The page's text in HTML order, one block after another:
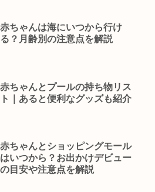
赤ちゃんは海にいつから行け
る？月齢別の注意点を解説
赤ちゃんとプールの持ち物リス
ト｜あると便利なグッズも紹介
赤ちゃんとショッピングモール
はいつから？お出かけデビュー
の目安や注意点を解説